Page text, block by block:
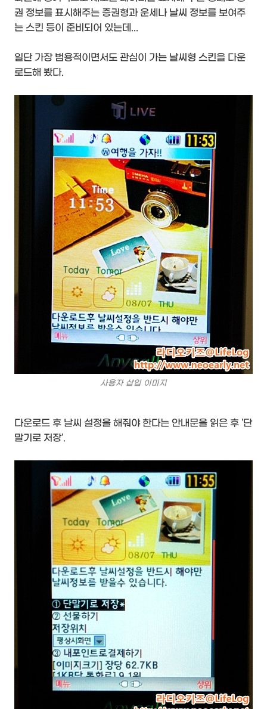
권 정보를 표시해주는 증권형과 운세나 날씨 정보를 보여주
는 스킨 등이 준비되어 있는데...
일단 가장 범용적이면서도 관심이 가는 날씨형 스킨을 다운
로드해 봤다.
사용자 삽입 이미지
다운로드 후 날씨 설정을 해줘야 한다는 안내문을 읽은 후 '단
말기로 저장'.